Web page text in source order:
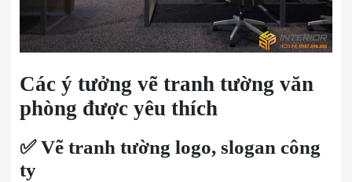
Các ý tưởng vẽ tranh tường văn
phòng được yêu thích
✅ Vẽ tranh tường logo, slogan công
ty